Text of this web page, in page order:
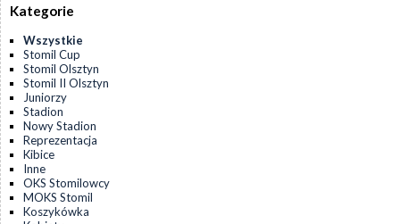
Kategorie
Wszystkie
Stomil Cup
Stomil Olsztyn
Stomil II Olsztyn
Juniorzy
Stadion
Nowy Stadion
Reprezentacja
Kibice
Inne
OKS Stomilowcy
MOKS Stomil
Koszykówka